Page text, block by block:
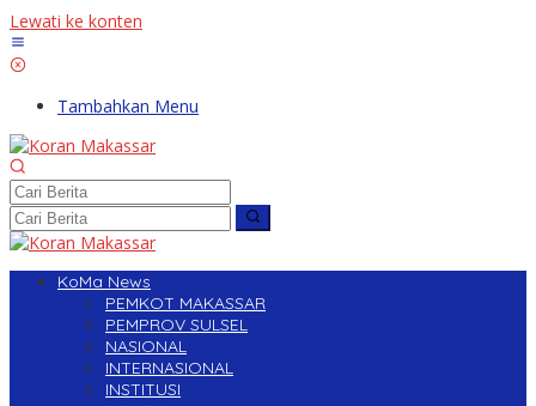
Lewati ke konten
Tambahkan Menu
KoMa News
PEMKOT MAKASSAR
PEMPROV SULSEL
NASIONAL
INTERNASIONAL
INSTITUSI